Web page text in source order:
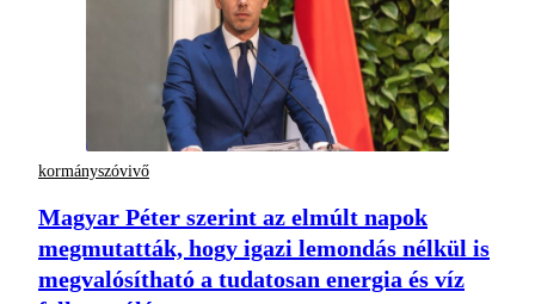
kormányszóvivő
Magyar Péter szerint az elmúlt napok
megmutatták, hogy igazi lemondás nélkül is
megvalósítható a tudatosan energia és víz